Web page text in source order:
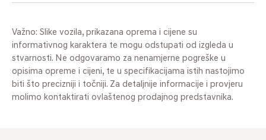
Važno: Slike vozila, prikazana oprema i cijene su
informativnog karaktera te mogu odstupati od izgleda u
stvarnosti. Ne odgovaramo za nenamjerne pogreške u
opisima opreme i cijeni, te u specifikacijama istih nastojimo
biti što precizniji i točniji. Za detaljnije informacije i provjeru
molimo kontaktirati ovlaštenog prodajnog predstavnika.